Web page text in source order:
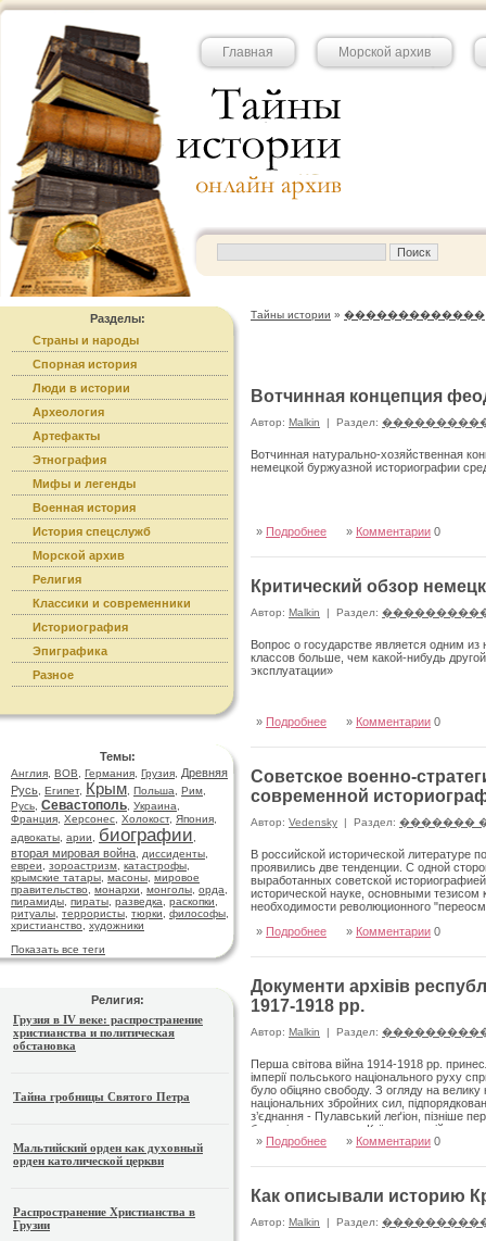
Главная Морской архив
Разделы:
Страны и народы
Спорная история
Люди в истории
Археология
Артефакты
Этнография
Мифы и легенды
Военная история
История спецслужб
Морской архив
Религия
Классики и современники
Историография
Эпиграфика
Разное
Темы:
Англия ВОВ Германия Грузия
Древняя
Русь Египет, Крым Польша Рим
Русь Севастополь Украина
Франция Херсонес Холокост, Япония
адвокаты арии биографии
вторая мировая война диссиденты
евреи
зороастризм катастрофы
крымские татары масоны мировое
правительство
монархи монголы орда
пирамиды пираты разведка раскопки
ритуалы террористы тюрки философы
христианство
художники
Показать все теги
Религия:
Грузия в IV веке: распространение
христианства и политическая
обстановка
Тайна гробницы Святого Петра
Мальтийский орден как духовный
орден католической церкви
Распространение Христианства в
Грузии
Тайны истории » �������������
Вотчинная концепция
Автор: Malkin | Раздел:
Вотчинная натурально-хозяйственная
немецкой буржуазной историографии
» Подробнее » Комментарии 0
Критический обзор
Автор: Malkin | Раздел:
Вопрос о государстве является одним
классов больше, чем какой-нибудь
эксплуатации»
» Подробнее » Комментарии 0
Советское военно-
современной
Автор: Vedensky | Раздел: �������
В российской исторической литературе
проявились две тенденции. С одной
выработанных советской
исторической науке, основными тезисом
необходимости революционного
подходам и игнорирования документов,
отмечает: "Поразительно, что очень
» Подробнее » Комментарии 0
Документи архівів
1917-1918 рр.
Автор: Malkin | Раздел:
Перша світова війна 1914-1918 рр.
імперії польського національного руху
було обіцяно свободу. З огляду на велику
національних збройних сил,
з’єднання - Пулавський леґіон, пізніше
було відправлено до Київського
опинилася у районі Проскурова, звідки
головнокомандувачем ген. Корніловим
» Подробнее » Комментарии 0
Как описывали историю
Автор: Malkin | Раздел: